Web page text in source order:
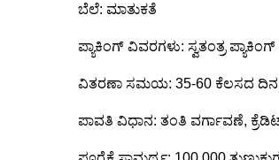
ಬೆಲೆ: ಮಾತುಕತೆ
ಪ್ಯಾಕಿಂಗ್ ವಿವರಗಳು: ಸ್ವತಂತ್ರ
ವಿತರಣಾ ಸಮಯ: 35-60 ಕೆಲಸದ
ಪಾವತಿ ವಿಧಾನ: ತಂತಿ ವರ್ಗಾವಣೆ,